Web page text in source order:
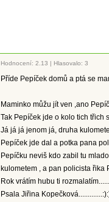
Hodnocení: 2.13 | Hlasovalo: 3
Příde Pepíček domů a ptá se
Maminko můžu jít ven ,ano
Tak Pepíček jde o kolo tich třich
Já já já jenom já, druha
Pepíček jde dal a potka pana
Pepíčku neviš kdo zabil tu
kulometem , a pan policista řika
Rok vrátím hubu ti
Psala Jiřina